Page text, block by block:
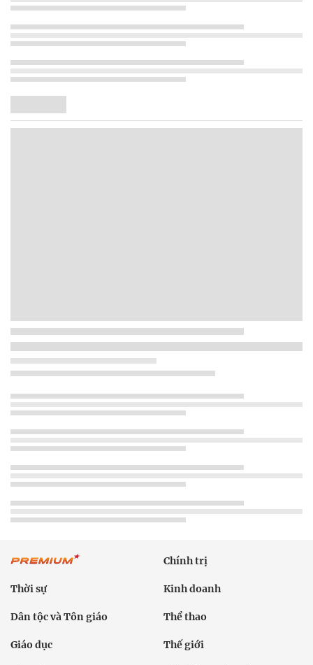
Chính trị
Thời sự Kinh doanh
Dân tộc và Tôn giáo Thể thao
Giáo dục Thế giới